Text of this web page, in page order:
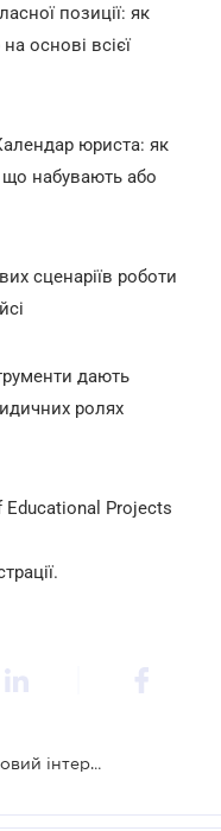
позиції: як
основі всієї
юриста: як
набувають або
сценаріїв роботи
дають
ролях
Educational Projects
Безкоштовний вебінар на тему: «Новий інтерфейс LIGA360 для юриста: один робочий простір - від пошуку до стратегії»